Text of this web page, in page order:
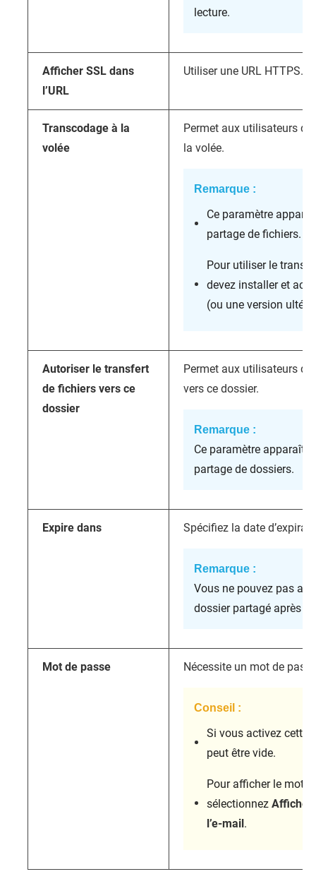
lecture.
Afficher SSL dans
l’URL
Utiliser une URL HTTPS.
Transcodage à la
volée
Permet aux utilisateurs
la volée.
Remarque :
Ce paramètre
partage de fichiers.
Pour utiliser le
devez installer et
(ou une version
Autoriser le transfert
de fichiers vers ce
dossier
Permet aux utilisateurs
vers ce dossier.
Remarque :
Ce paramètre apparaît
partage de dossiers.
Expire dans Spécifiez la date
Remarque :
Vous ne pouvez pas
dossier partagé après la
Mot de passe Nécessite un mot de
Conseil :
Si vous activez cette
peut être vide.
Pour afficher le mot
sélectionnez Afficher
l’e-mail.